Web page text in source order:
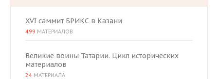
XVI саммит БРИКС в Казани
499 МАТЕРИАЛОВ
Великие воины Татарии. Цикл исторических
материалов
24 МАТЕРИАЛА